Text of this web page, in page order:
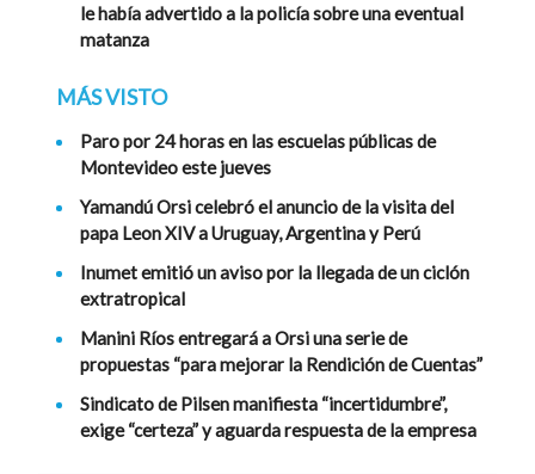
le había advertido a la policía sobre una eventual
matanza
MÁS VISTO
Paro por 24 horas en las escuelas públicas de
Montevideo este jueves
Yamandú Orsi celebró el anuncio de la visita del
papa Leon XIV a Uruguay, Argentina y Perú
Inumet emitió un aviso por la llegada de un ciclón
extratropical
Manini Ríos entregará a Orsi una serie de
propuestas “para mejorar la Rendición de Cuentas”
Sindicato de Pilsen manifiesta “incertidumbre”,
exige “certeza” y aguarda respuesta de la empresa